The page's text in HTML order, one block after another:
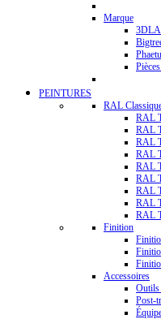
Marque
PEINTURES
RAL
RAL
RAL
RAL
RAL
RAL
RAL
RAL
RAL
RAL
Finition
Accessoires
Outils
Post-